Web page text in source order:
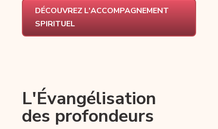
DÉCOUVREZ L'ACCOMPAGNEMENT
SPIRITUEL
L'Évangélisation
des profondeurs